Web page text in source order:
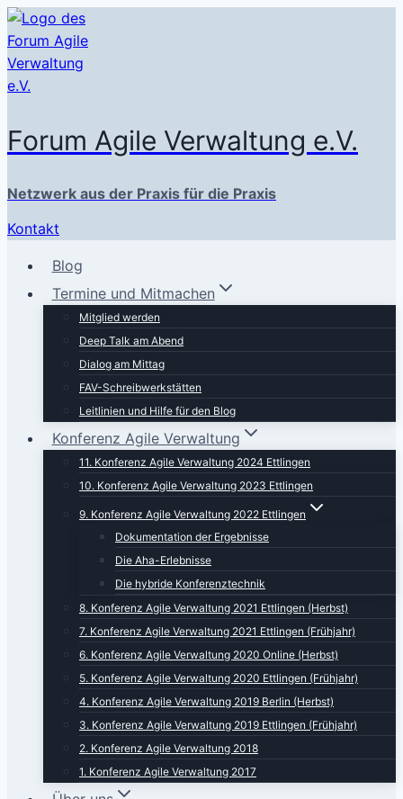
Zum
Inhalt
springen
Forum Agile Verwaltung e.V.
Netzwerk aus der Praxis für die Praxis
Kontakt
Blog
Termine und Mitmachen
Mitglied werden
Deep Talk am Abend
Dialog am Mittag
FAV-Schreibwerkstätten
Leitlinien und Hilfe für den Blog
Konferenz Agile Verwaltung
11. Konferenz Agile Verwaltung 2024 Ettlingen
10. Konferenz Agile Verwaltung 2023 Ettlingen
9. Konferenz Agile Verwaltung 2022 Ettlingen
Dokumentation der Ergebnisse
Die Aha-Erlebnisse
Die hybride Konferenztechnik
8. Konferenz Agile Verwaltung 2021 Ettlingen (Herbst)
7. Konferenz Agile Verwaltung 2021 Ettlingen (Frühjahr)
6. Konferenz Agile Verwaltung 2020 Online (Herbst)
5. Konferenz Agile Verwaltung 2020 Ettlingen (Frühjahr)
4. Konferenz Agile Verwaltung 2019 Berlin (Herbst)
3. Konferenz Agile Verwaltung 2019 Ettlingen (Frühjahr)
2. Konferenz Agile Verwaltung 2018
1. Konferenz Agile Verwaltung 2017